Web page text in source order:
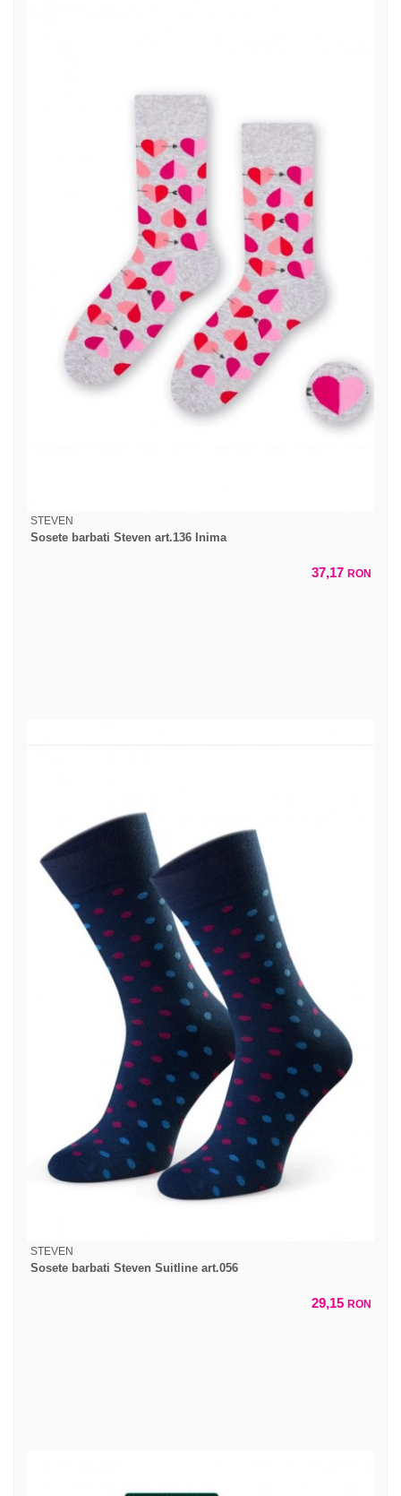
STEVEN
Sosete barbati Steven art.136 Inima
37,17 RON
STEVEN
Sosete barbati Steven Suitline art.056
29,15 RON